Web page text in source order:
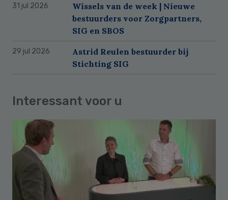
31 jul 2026
Wissels van de week | Nieuwe
bestuurders voor Zorgpartners,
SIG en SBOS
29 jul 2026
Astrid Reulen bestuurder bij
Stichting SIG
Interessant voor u